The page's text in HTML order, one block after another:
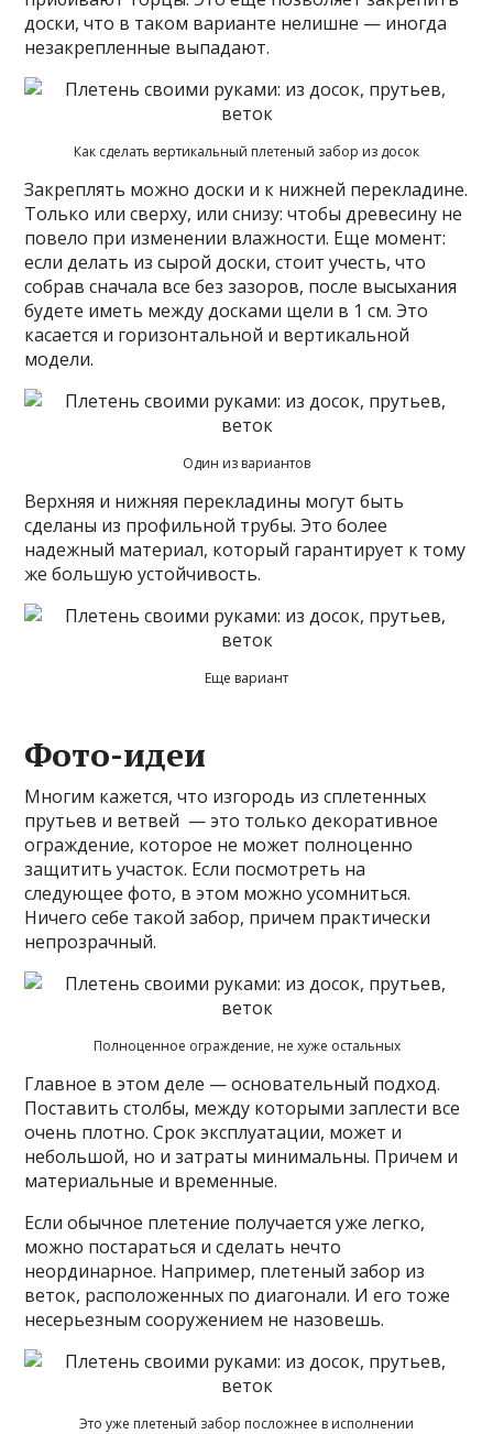
доски, что в таком варианте нелишне — иногда
незакрепленные выпадают.
Как сделать вертикальный плетеный забор из досок
Закреплять можно доски и к нижней перекладине.
Только или сверху, или снизу: чтобы древесину не
повело при изменении влажности. Еще момент:
если делать из сырой доски, стоит учесть, что
собрав сначала все без зазоров, после высыхания
будете иметь между досками щели в 1 см. Это
касается и горизонтальной и вертикальной
модели.
Один из вариантов
Верхняя и нижняя перекладины могут быть
сделаны из профильной трубы. Это более
надежный материал, который гарантирует к тому
же большую устойчивость.
Еще вариант
Фото-идеи
Многим кажется, что изгородь из сплетенных
прутьев и ветвей — это только декоративное
ограждение, которое не может полноценно
защитить участок. Если посмотреть на
следующее фото, в этом можно усомниться.
Ничего себе такой забор, причем практически
непрозрачный.
Полноценное ограждение, не хуже остальных
Главное в этом деле — основательный подход.
Поставить столбы, между которыми заплести все
очень плотно. Срок эксплуатации, может и
небольшой, но и затраты минимальны. Причем и
материальные и временные.
Если обычное плетение получается уже легко,
можно постараться и сделать нечто
неординарное. Например, плетеный забор из
веток, расположенных по диагонали. И его тоже
несерьезным сооружением не назовешь.
Это уже плетеный забор посложнее в исполнении